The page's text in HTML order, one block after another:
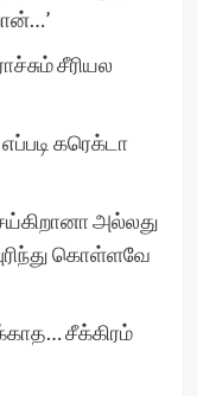
சீரியல
கரெக்டா
அல்லது
கொள்ளவே
சீக்கிரம்